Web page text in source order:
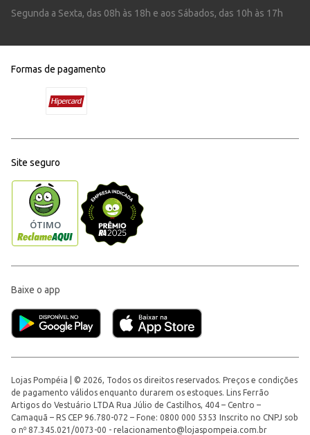
Segunda a Sexta, das 08h às 18h e aos Sábados, das 10h às 17h
Formas de pagamento
Site seguro
Baixe o app
Lojas Pompéia | © 2026, Todos os direitos reservados. Preços e condições
de pagamento válidos enquanto durarem os estoques. Lins Ferrão
Artigos do Vestuário LTDA Rua Júlio de Castilhos, 404 – Centro –
Camaquã – RS CEP 96.780-072 – Fone: 0800 000 5353 Inscrito no CNPJ sob
o nº 87.345.021/0073-00 - relacionamento@lojaspompeia.com.br